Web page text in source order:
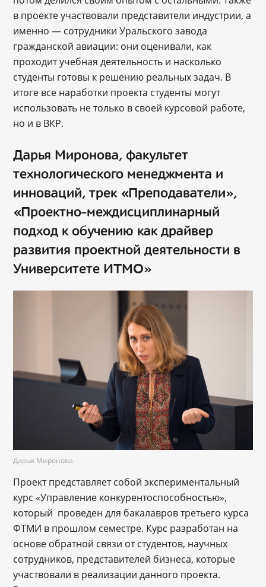
в проекте участвовали представители индустрии, а
именно — сотрудники Уральского завода
гражданской авиации: они оценивали, как
проходит учебная деятельность и насколько
студенты готовы к решению реальных задач. В
итоге все наработки проекта студенты могут
использовать не только в своей курсовой работе,
но и в ВКР.
Дарья Миронова, факультет
технологического менеджмента и
инноваций, трек «Преподаватели»,
«Проектно-междисциплинарный
подход к обучению как драйвер
развития проектной деятельности в
Университете ИТМО»
Дарья Миронова
Проект представляет собой экспериментальный
курс «Управление конкурентоспособностью»,
который проведен для бакалавров третьего курса
ФТМИ в прошлом семестре. Курс разработан на
основе обратной связи от студентов, научных
сотрудников, представителей бизнеса, которые
участвовали в реализации данного проекта.